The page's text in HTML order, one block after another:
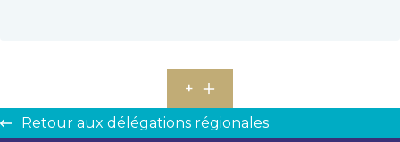
+
Retour aux délégations régionales